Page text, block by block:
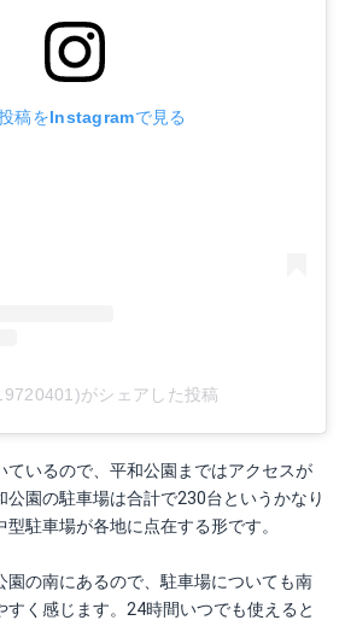
稿をInstagramで見る
がシェアした投稿
ているので、平和公園まではアクセスが
公園の駐車場は合計で230台というかなり
駐車場が各地に点在する形です。
園の南にあるので、駐車場についても南
すく感じます。24時間いつでも使えると